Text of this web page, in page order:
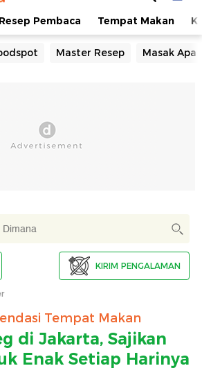
Resep Pembaca Tempat Makan
Master Resep Masak Apa
KIRIM PENGALAMAN
Tempat Makan
di Jakarta, Sajikan
Enak Setiap Harinya